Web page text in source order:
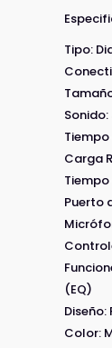
Tipo:
Sonido:
Carga
Puerto
(EQ)
Color: